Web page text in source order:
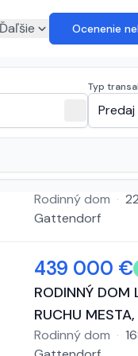
Ďaľšie Ocenenie
Typ
Predaj
1 299 000
Arvin & Benet
25 minút od
Rodinný dom ·
Gattendorf
439 000 €
RODINNÝ DOM
RUCHU
Rodinný dom ·